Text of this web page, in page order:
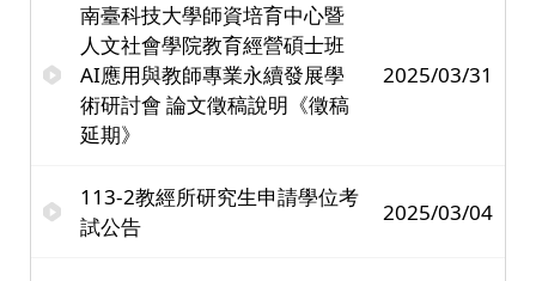
南臺科技大學師資培育中心暨
人文社會學院教育經營碩士班
AI應用與教師專業永續發展學
術研討會 論文徵稿說明《徵稿
延期》
2025/03/31
113-2教經所研究生申請學位考
試公告
2025/03/04